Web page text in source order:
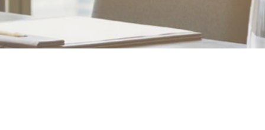
守 Net.Cover
理 Net.AMF
向け
け